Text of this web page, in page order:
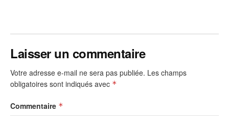
Laisser un commentaire
Votre adresse e-mail ne sera pas publiée. Les champs
obligatoires sont indiqués avec *
Commentaire *